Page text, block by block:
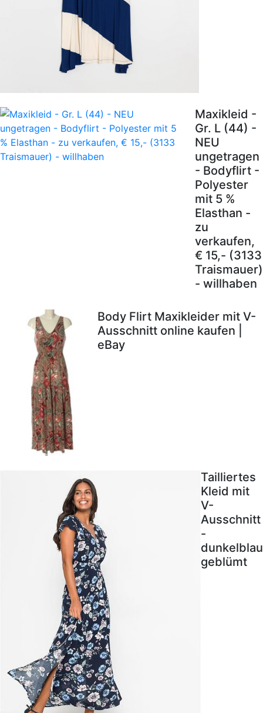
Maxikleid -
Gr. L (44) -
NEU
ungetragen
- Bodyflirt -
Polyester
mit 5 %
Elasthan -
zu
verkaufen,
€ 15,- (3133
Traismauer)
- willhaben
Body Flirt Maxikleider mit V-
Ausschnitt online kaufen |
eBay
Tailliertes
Kleid mit
V-
Ausschnitt
-
dunkelblau
geblümt